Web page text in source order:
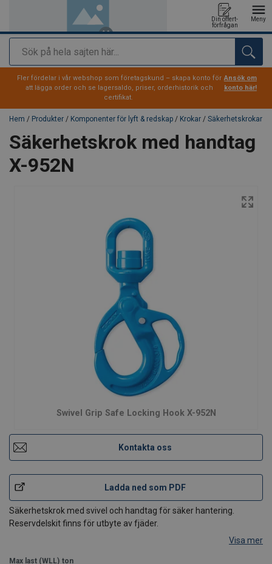
Sök
Din offert-
förfrågan
Meny
tillagd i varukorg
Fler fördelar i vår webshop som företagskund – skapa konto för
att lägga order och se lagersaldo, priser, orderhistorik och
certifikat.
Ansök om
konto här!
Hem / Produkter / Komponenter för lyft & redskap / Krokar / Säkerhetskrokar
Säkerhetskrok med handtag
X-952N
Swivel Grip Safe Locking Hook X-952N
Kontakta oss
Ladda ned som PDF
Säkerhetskrok med svivel och handtag för säker hantering.
Reservdelskit finns för utbyte av fjäder.
Visa mer
Max last (WLL) ton